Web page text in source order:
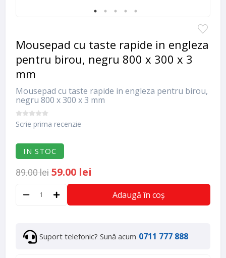
Mousepad cu taste rapide in engleza
pentru birou, negru 800 x 300 x 3
mm
Mousepad cu taste rapide in engleza pentru birou,
negru 800 x 300 x 3 mm
Scrie prima recenzie
IN STOC
89.00 lei 59.00 lei
Adaugă în coș
Suport telefonic? Sună acum 0711 777 888